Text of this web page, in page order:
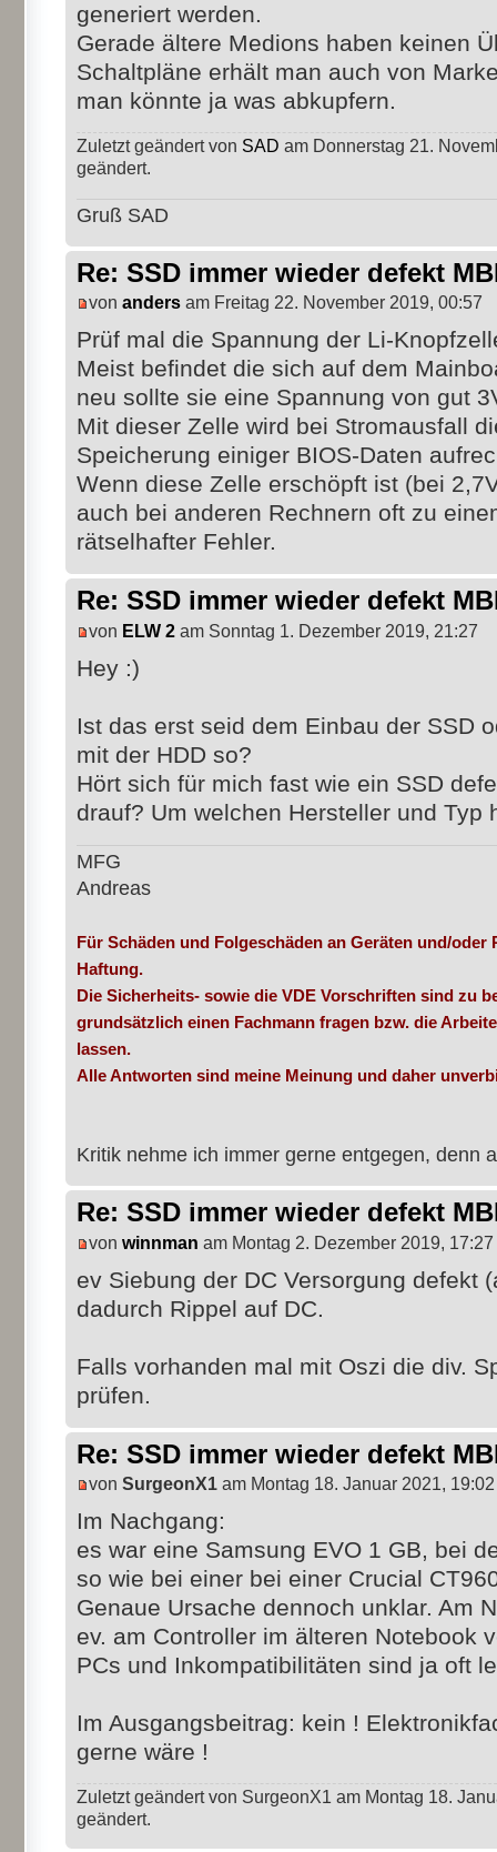
generiert werden.
Gerade ältere Medions haben keinen
Schaltpläne erhält man auch von
man könnte ja was abkupfern.
Zuletzt geändert von SAD am Donnerstag 21.
geändert.
Gruß SAD
Re: SSD immer wieder defekt
von anders am Freitag 22. November 2019, 00:57
Prüf mal die Spannung der Li-
Meist befindet die sich auf dem
neu sollte sie eine Spannung von gut
Mit dieser Zelle wird bei Stromausfall
Speicherung einiger BIOS-Daten
Wenn diese Zelle erschöpft ist (bei
auch bei anderen Rechnern oft zu
rätselhafter Fehler.
Re: SSD immer wieder defekt
von ELW 2 am Sonntag 1. Dezember 2019, 21:27
Hey :)
Ist das erst seid dem Einbau der SSD
mit der HDD so?
Hört sich für mich fast wie ein SSD
drauf? Um welchen Hersteller und Typ
MFG
Andreas
Für Schäden und Folgeschäden an Geräten und/oder
Haftung.
Die Sicherheits- sowie die VDE Vorschriften sind zu
grundsätzlich einen Fachmann fragen bzw. die
lassen.
Alle Antworten sind meine Meinung und daher
Kritik nehme ich immer gerne entgegen, denn
Re: SSD immer wieder defekt
von winnman am Montag 2. Dezember 2019, 17:27
ev Siebung der DC Versorgung defekt
dadurch Rippel auf DC.
Falls vorhanden mal mit Oszi die div.
prüfen.
Re: SSD immer wieder defekt
von SurgeonX1 am Montag 18. Januar 2021, 19:02
Im Nachgang:
es war eine Samsung EVO 1 GB, bei
so wie bei einer bei einer Crucial
Genaue Ursache dennoch unklar. Am
ev. am Controller im älteren Notebook
PCs und Inkompatibilitäten sind ja oft
Im Ausgangsbeitrag: kein !
gerne wäre !
Zuletzt geändert von SurgeonX1 am Montag 18.
geändert.